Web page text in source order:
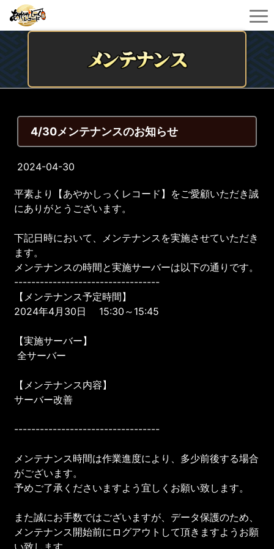
4/30メンテナンスのお知らせ
2024-04-30
平素より【あやかしっくレコード】をご愛顧いただき誠
にありがとうございます。
下記日時において、メンテナンスを実施させていただき
ます。
メンテナンスの時間と実施サーバーは以下の通りです。
----------------------------------
【メンテナンス予定時間】
2024年4月30日 15:30～15:45
【実施サーバー】
全サーバー
【メンテナンス内容】
サーバー改善
----------------------------------
メンテナンス時間は作業進度により、多少前後する場合
がございます。
予めご了承くださいますよう宜しくお願い致します。
また誠にお手数ではございますが、データ保護のため、
メンテナンス開始前にログアウトして頂きますようお願
い致します。